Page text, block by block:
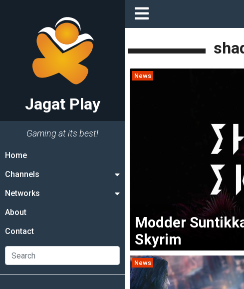
Jagat Play
Gaming at its best!
Home
Channels
Networks
About
Contact
News
Modder
Skyrim
News